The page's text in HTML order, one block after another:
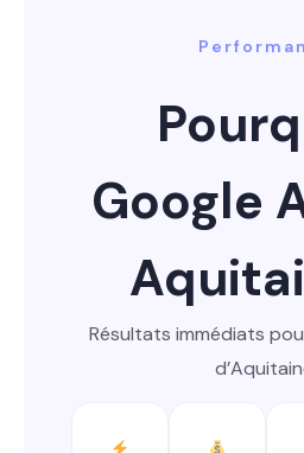
Google
Résultats immédiats